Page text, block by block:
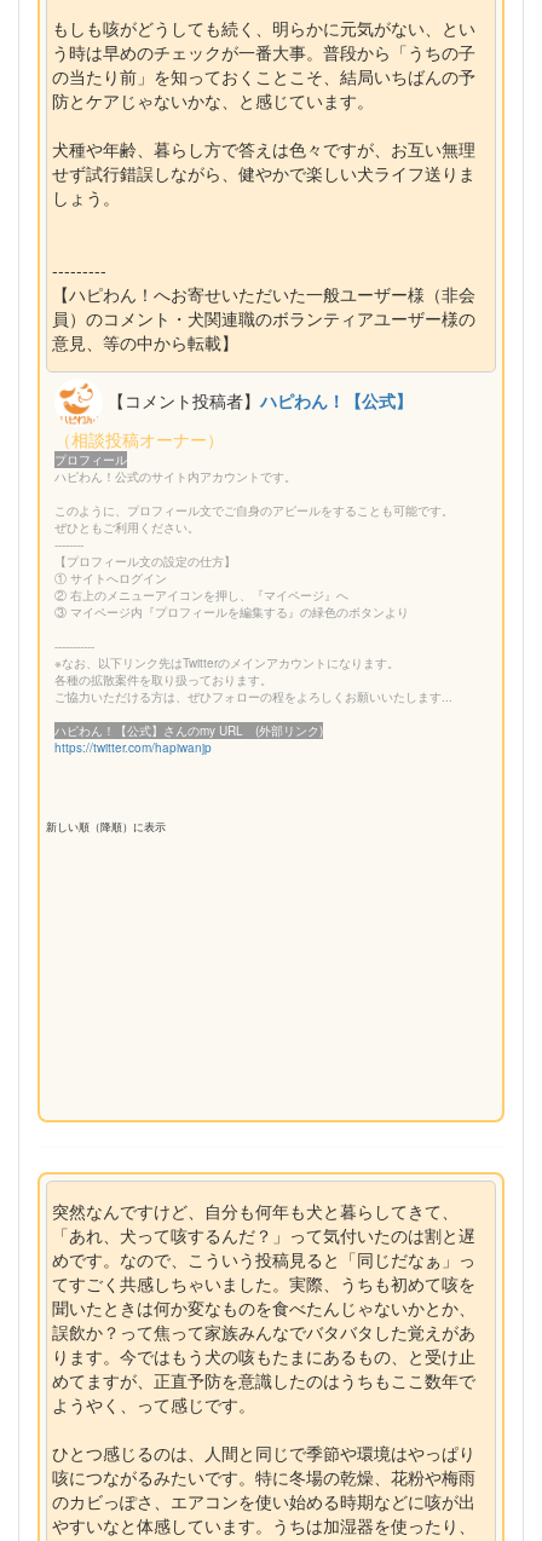
もしも咳がどうしても続く、明らかに元気がない、とい
う時は早めのチェックが一番大事。普段から「うちの子
の当たり前」を知っておくことこそ、結局いちばんの予
防とケアじゃないかな、と感じています。
犬種や年齢、暮らし方で答えは色々ですが、お互い無理
せず試行錯誤しながら、健やかで楽しい犬ライフ送りま
しょう。
---------
【ハピわん！へお寄せいただいた一般ユーザー様（非会
員）のコメント・犬関連職のボランティアユーザー様の
意見、等の中から転載】
【コメント投稿者】ハピわん！【公式】
（相談投稿オーナー）
プロフィール
ハピわん！公式のサイト内アカウントです。
このように、プロフィール文でご自身のアピールをすることも可能です。
ぜひともご利用ください。
--------
【プロフィール文の設定の仕方】
① サイトへログイン
② 右上のメニューアイコンを押し、『マイページ』へ
③ マイページ内『プロフィールを編集する』の緑色のボタンより
-----------
※なお、以下リンク先はTwitterのメインアカウントになります。
各種の拡散案件を取り扱っております。
ご協力いただける方は、ぜひフォローの程をよろしくお願いいたします...
ハピわん！【公式】さんのmy URL (外部リンク)
https://twitter.com/hapiwanjp
新しい順（降順）に表示
突然なんですけど、自分も何年も犬と暮らしてきて、
「あれ、犬って咳するんだ？」って気付いたのは割と遅
めです。なので、こういう投稿見ると「同じだなぁ」っ
てすごく共感しちゃいました。実際、うちも初めて咳を
聞いたときは何か変なものを食べたんじゃないかとか、
誤飲か？って焦って家族みんなでバタバタした覚えがあ
ります。今ではもう犬の咳もたまにあるもの、と受け止
めてますが、正直予防を意識したのはうちもここ数年で
ようやく、って感じです。
ひとつ感じるのは、人間と同じで季節や環境はやっぱり
咳につながるみたいです。特に冬場の乾燥、花粉や梅雨
のカビっぽさ、エアコンを使い始める時期などに咳が出
やすいなと体感しています。うちは加湿器を使ったり、